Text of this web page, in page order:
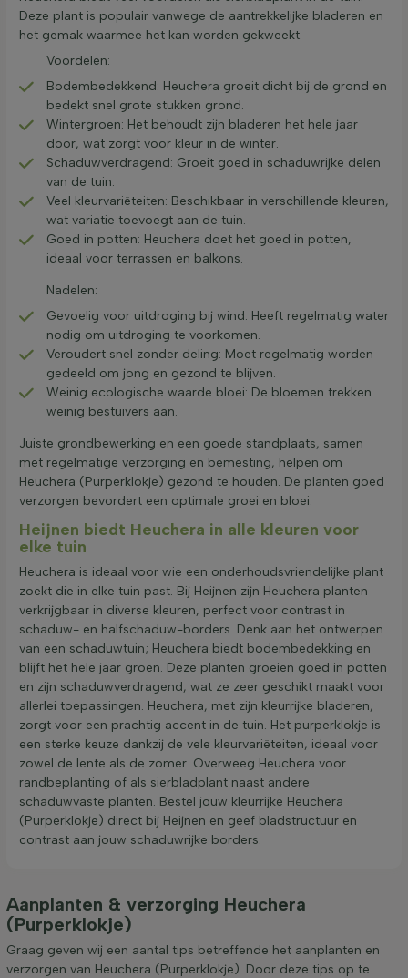
Deze plant is populair vanwege de aantrekkelijke bladeren en
het gemak waarmee het kan worden gekweekt.
Voordelen:
Bodembedekkend: Heuchera groeit dicht bij de grond en
bedekt snel grote stukken grond.
Wintergroen: Het behoudt zijn bladeren het hele jaar
door, wat zorgt voor kleur in de winter.
Schaduwverdragend: Groeit goed in schaduwrijke delen
van de tuin.
Veel kleurvariëteiten: Beschikbaar in verschillende kleuren,
wat variatie toevoegt aan de tuin.
Goed in potten: Heuchera doet het goed in potten,
ideaal voor terrassen en balkons.
Nadelen:
Gevoelig voor uitdroging bij wind: Heeft regelmatig water
nodig om uitdroging te voorkomen.
Veroudert snel zonder deling: Moet regelmatig worden
gedeeld om jong en gezond te blijven.
Weinig ecologische waarde bloei: De bloemen trekken
weinig bestuivers aan.
Juiste grondbewerking en een goede standplaats, samen
met regelmatige verzorging en bemesting, helpen om
Heuchera (Purperklokje) gezond te houden. De planten goed
verzorgen bevordert een optimale groei en bloei.
Heijnen biedt Heuchera in alle kleuren voor
elke tuin
Heuchera is ideaal voor wie een onderhoudsvriendelijke plant
zoekt die in elke tuin past. Bij Heijnen zijn Heuchera planten
verkrijgbaar in diverse kleuren, perfect voor contrast in
schaduw- en halfschaduw-borders. Denk aan het ontwerpen
van een schaduwtuin; Heuchera biedt bodembedekking en
blijft het hele jaar groen. Deze planten groeien goed in potten
en zijn schaduwverdragend, wat ze zeer geschikt maakt voor
allerlei toepassingen. Heuchera, met zijn kleurrijke bladeren,
zorgt voor een prachtig accent in de tuin. Het purperklokje is
een sterke keuze dankzij de vele kleurvariëteiten, ideaal voor
zowel de lente als de zomer. Overweeg Heuchera voor
randbeplanting of als sierbladplant naast andere
schaduwvaste planten. Bestel jouw kleurrijke Heuchera
(Purperklokje) direct bij Heijnen en geef bladstructuur en
contrast aan jouw schaduwrijke borders.
Aanplanten & verzorging Heuchera
(Purperklokje)
Graag geven wij een aantal tips betreffende het aanplanten en
verzorgen van Heuchera (Purperklokje). Door deze tips op te